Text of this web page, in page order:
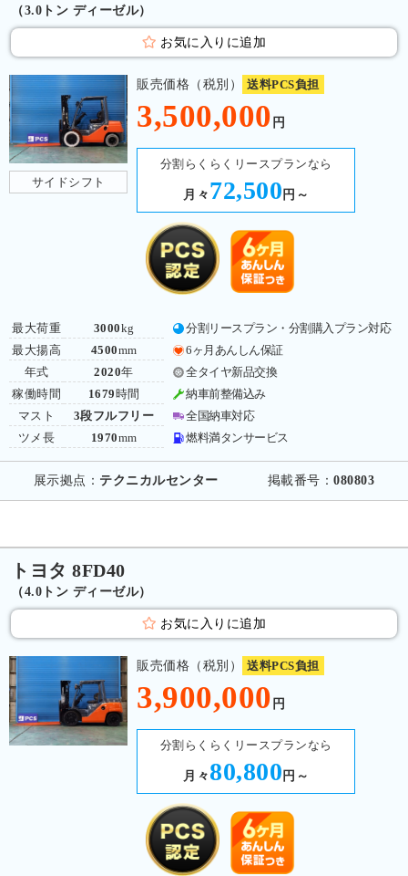
（3.0トン ディーゼル）
お気に入りに追加
サイドシフト
販売価格（税別） 送料PCS負担
3,500,000 円
分割らくらくリースプランなら
月々 72,500 円～
最大荷重
最大揚高
年式
稼働時間
マスト
ツメ長
3000kg
4500mm
2020年
1679 時間
3段フルフリー
1970mm
分割リースプラン・分割購入プラン対応
6ヶ月あんしん保証
全タイヤ新品交換
納車前整備込み
全国納車対応
燃料満タンサービス
展示拠点： テクニカルセンター 掲載番号：080803
トヨタ 8FD40
（4.0トン ディーゼル）
お気に入りに追加
販売価格（税別） 送料PCS負担
3,900,000 円
分割らくらくリースプランなら
月々 80,800 円～